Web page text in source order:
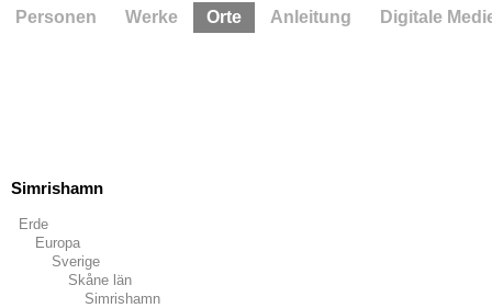
Simrishamn
Erde
Europa
Sverige
Skåne län
Simrishamn
Personen Werke Orte Anleitung Digitale